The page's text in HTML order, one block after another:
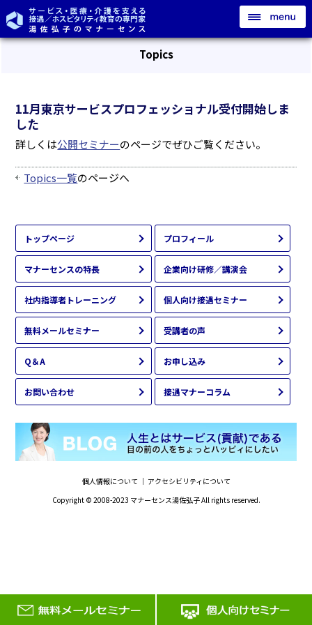
Topics
11月東京サービスプロフェッショナル受付開始しま
した
詳しくは公開セミナーのページでぜひご覧ください。
Topics一覧のページへ
トップページ プロフィール
マナーセンスの特長 企業向け研修／講演会
社内指導者トレーニング 個人向け接遇セミナー
無料メールセミナー 受講者の声
Q＆A お申し込み
お問い合わせ 接遇マナーコラム
個人情報について ｜ アクセシビリティについて
Copyright © 2008-2023 マナーセンス湯佐弘子All rights reserved.